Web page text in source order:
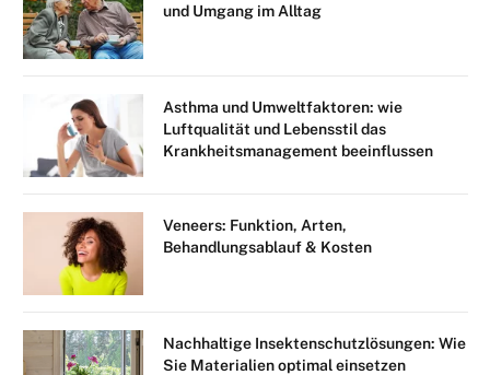
und Umgang im Alltag
Asthma und Umweltfaktoren: wie
Luftqualität und Lebensstil das
Krankheitsmanagement beeinflussen
Veneers: Funktion, Arten,
Behandlungsablauf & Kosten
Nachhaltige Insektenschutzlösungen: Wie
Sie Materialien optimal einsetzen